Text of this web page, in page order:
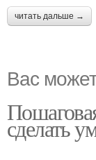
читать дальше →
Вас
сделать